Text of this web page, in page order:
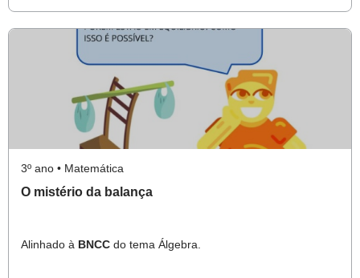
3º ano • Matemática
O mistério da balança
Alinhado à BNCC do tema Álgebra.